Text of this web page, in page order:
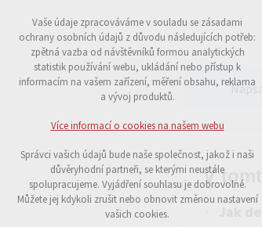
V
Jak
Technická cookies
nutná pro provozování webu
udržení kontextu stránek (session): případná
přihlášení, volby jazyka, apod.
Volitelná cookies
analytická pro anonymizované vyhodnocení
návštěvnosti
marketingová cookies (Google)
Více informací o cookies na našem webu
Vaše údaje zpracováváme v souladu se zásadami
ochrany osobních údajů z důvodu následujících potřeb:
zpětná vazba od návštěvníků formou analytických
statistik používání webu, ukládání nebo přístup k
informacím na vašem zařízení, měření obsahu, reklama
a vývoj produktů.
Více informací o cookies na našem webu
Správci vašich údajů bude naše společnost, jakož i naši
důvěryhodní partneři, se kterými neustále
spolupracujeme. Vyjádření souhlasu je dobrovolné.
Můžete jej kdykoli zrušit nebo obnovit změnou nastavení
vašich cookies.